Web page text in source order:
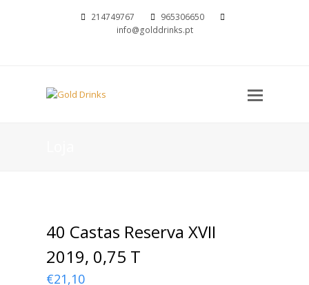
214749767
965306650
info@golddrinks.pt
Open
40 Castas Reserva XVII
2019, 0,75 T
€21,10